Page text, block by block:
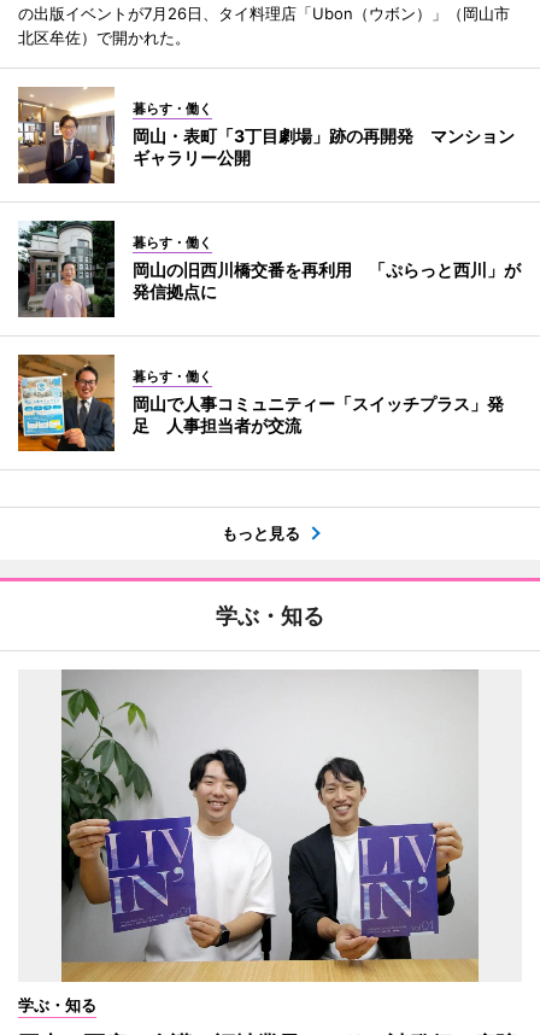
の出版イベントが7月26日、タイ料理店「Ubon（ウボン）」（岡山市
北区牟佐）で開かれた。
暮らす・働く
岡山・表町「3丁目劇場」跡の再開発 マンション
ギャラリー公開
暮らす・働く
岡山の旧西川橋交番を再利用 「ぷらっと西川」が
発信拠点に
暮らす・働く
岡山で人事コミュニティー「スイッチプラス」発
足 人事担当者が交流
もっと見る
学ぶ・知る
学ぶ・知る